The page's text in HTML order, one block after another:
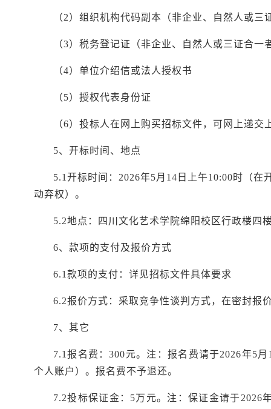
（2）组织机构代码副本（非企业、自然人或三
（3）税务登记证（非企业、自然人或三证合一
（4）单位介绍信或法人授权书
（5）授权代表身份证
（6）投标人在网上购买招标文件，可网上递交
5、开标时间、地点
5.1开标时间：2026年5月14日上午10:00时（
动弃权）。
5.2地点：四川文化艺术学院绵阳校区行政楼四
6、款项的支付及报价方式
6.1款项的支付：详见招标文件具体要求
6.2报价方式：采取竞争性谈判方式，在密封报
7、其它
7.1报名费：300元。注：报名费请于2026年5
个人账户）。报名费不予退还。
7.2投标保证金：5万元。注：保证金请于2026